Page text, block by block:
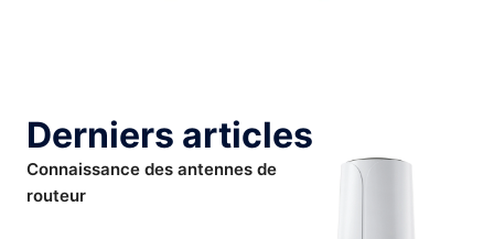
Derniers articles
Connaissance des antennes de
routeur